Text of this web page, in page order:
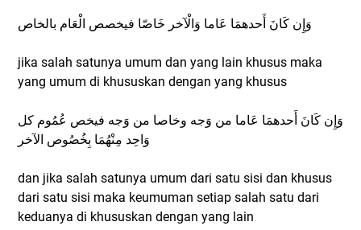
وَإِن كَانَ أَحدهمَا عَاما وَالْآخر خَاصّا فيخصص الْعَام بالخاص
jika salah satunya umum dan yang lain khusus maka
yang umum di khususkan dengan yang khusus
وَإِن كَانَ أَحدهمَا عَاما من وَجه وخاصا من وَجه فيخص عُمُوم كل
وَاحِد مِنْهُمَا بِخُصُوص الآخر
dan jika salah satunya umum dari satu sisi dan khusus
dari satu sisi maka keumuman setiap salah satu dari
keduanya di khususkan dengan yang lain